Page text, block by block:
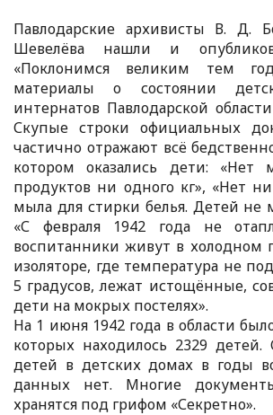
Павлодарские архивисты В. Д.
Шевелёва нашли и
«Поклонимся великим тем
материалы о состоянии
интернатов Павлодарской
Скупые строки официальных
частично отражают всё
котором оказались дети:
продуктов ни одного кг», «Нет
мыла для стирки белья. Детей не
«С февраля 1942 года не
воспитанники живут в холодном
изоляторе, где температура не
5 градусов, лежат истощённые,
дети на мокрых постелях».
На 1 июня 1942 года в области
которых находилось 2329 детей.
детей в детских домах в годы
данных нет. Многие
хранятся под грифом «Секретно».